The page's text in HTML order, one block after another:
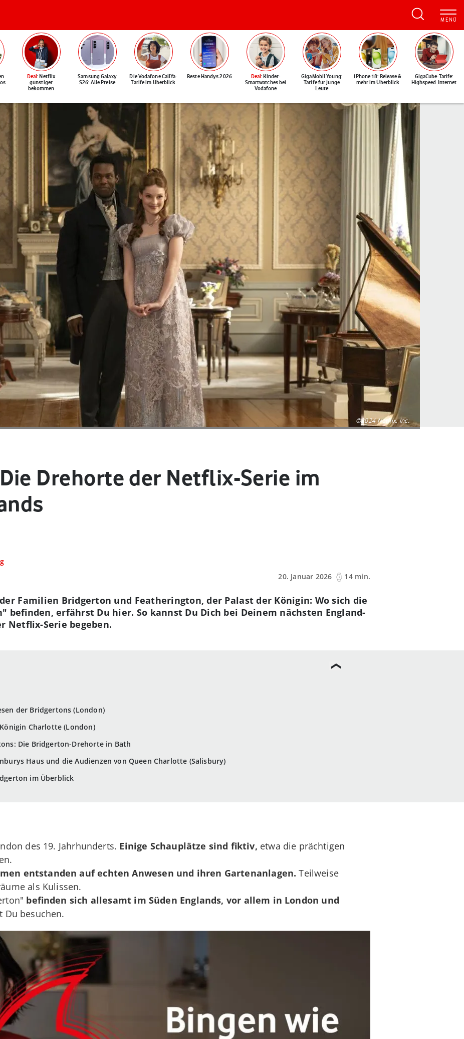
Deal: Netflix
günstiger
bekommen
Samsung Galaxy
S26: Alle Preise
Die Vodafone CallYa-
Tarife im Überblick
Beste Handys 2026 Deal: Kinder-
Smartwatches bei
Vodafone
GigaMobil Young:
Tarife für junge
Leute
iPhone 18: Release &
mehr im Überblick
GigaCube-Tarife:
Highspeed-Internet
©2024 Netflix, Inc.
Drehorte der Netflix-Serie im
20. Januar 2026
14 min.
der Bridgertons (London)
Charlotte (London)
Die Bridgerton-Drehorte in Bath
Haus und die Audienzen von Queen Charlotte (Salisbury)
im Überblick
Familien Bridgerton und Featherington, der Palast der Königin: Wo sich die
befinden, erfährst Du hier. So kannst Du Dich bei Deinem nächsten England-
Netflix-Serie begeben.
des 19. Jahrhunderts. Einige Schauplätze sind fiktiv, etwa die prächtigen
entstanden auf echten Anwesen und ihren Gartenanlagen. Teilweise
als Kulissen.
befinden sich allesamt im Süden Englands, vor allem in London und
Du besuchen.